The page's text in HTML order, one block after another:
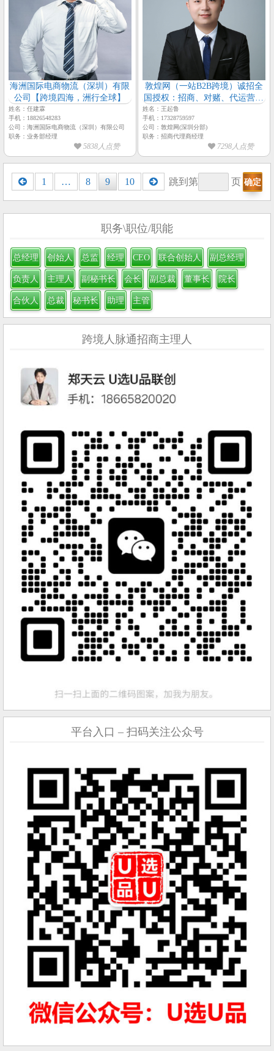
海洲国际电商物流（深圳）有限
公司【跨境四海，洲行全球】
姓名：任建霖
手机：18826548283
公司：海洲国际电商物流（深圳）有限公司
职务：业务部经理
5838人点赞
敦煌网（一站B2B跨境）诚招全
国授权：招商、对赌、代运营服
姓名：王起鲁
手机：17328759597
公司：敦煌网(深圳分部)
职务：招商代理商经理
7298人点赞
Posts
navigation
1 … 8 9 10 跳到第 页
职务\职位/职能
总经理 创始人 总监 经理 CEO 联合创始人 副总经理
负责人 主理人 副秘书长 会长 副总裁 董事长 院长
合伙人 总裁 秘书长 助理 主管
跨境人脉通招商主理人
平台入口 – 扫码关注公众号